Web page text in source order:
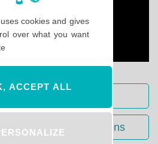
guide complet
: toutes les informations
cookies and gives
over what you want
ACCEPT ALL